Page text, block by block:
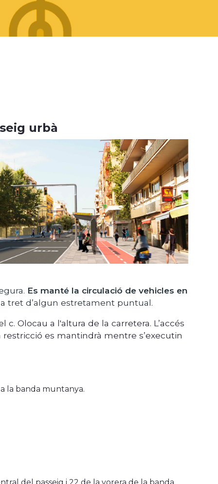
urbà
Es manté la circulació de vehicles en
tret d’algun estretament puntual.
Olocau a l'altura de la carretera. L’accés
restricció es mantindrà mentre s’executin
la banda muntanya.